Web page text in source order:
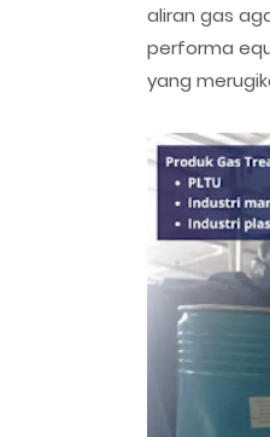
aliran gas
performa
yang